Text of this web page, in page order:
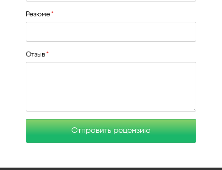
Резюме
Отзыв
Отправить рецензию